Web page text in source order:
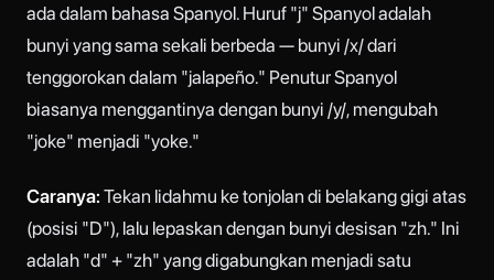
ada dalam bahasa Spanyol. Huruf "j" Spanyol adalah
bunyi yang sama sekali berbeda — bunyi /x/ dari
tenggorokan dalam "jalapeño." Penutur Spanyol
biasanya menggantinya dengan bunyi /y/, mengubah
"joke" menjadi "yoke."
Caranya: Tekan lidahmu ke tonjolan di belakang gigi atas
(posisi "D"), lalu lepaskan dengan bunyi desisan "zh." Ini
adalah "d" + "zh" yang digabungkan menjadi satu